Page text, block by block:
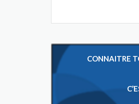
CONNAITRE